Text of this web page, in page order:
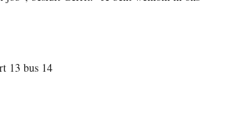
13 bus 14